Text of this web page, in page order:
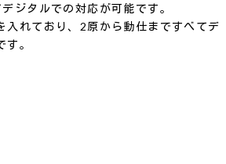
ジタルでの対応が可能です。
入れており、2原から動仕まですべてデ
。